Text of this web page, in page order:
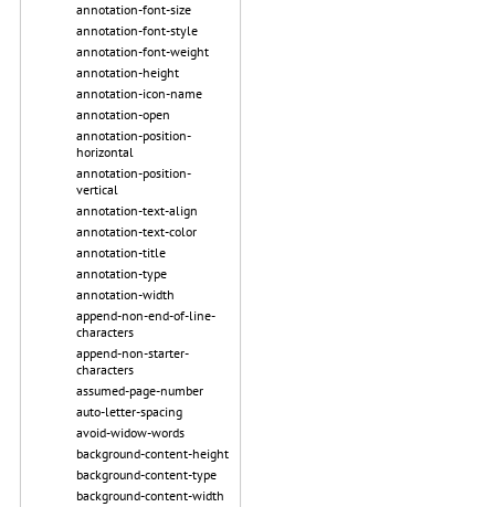
annotation-font-size
annotation-font-style
annotation-font-weight
annotation-height
annotation-icon-name
annotation-open
annotation-position-
horizontal
annotation-position-
vertical
annotation-text-align
annotation-text-color
annotation-title
annotation-type
annotation-width
append-non-end-of-line-
characters
append-non-starter-
characters
assumed-page-number
auto-letter-spacing
avoid-widow-words
background-content-height
background-content-type
background-content-width